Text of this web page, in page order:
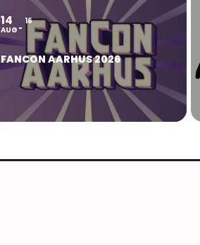
14
AUG
16
FANCON AARHUS 2026